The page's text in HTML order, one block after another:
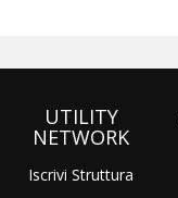
UTILITY
NETWORK
Iscrivi Struttura